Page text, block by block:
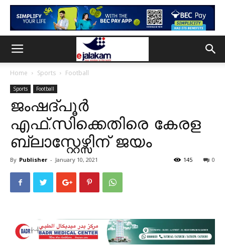
Home Sports Football
Sports Football
ജംഷദ്പൂര്‍
എഫ്.സിക്കെതിരെ കേരള
ബ്ലാസ്റ്റേഴ്സിന് ജയം
By Publisher - January 10, 2021 0
145